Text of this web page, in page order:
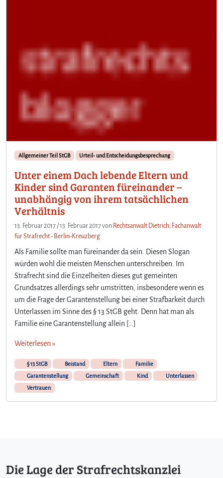
Allgemeiner Teil StGB Urteil- und Entscheidungsbesprechung
Unter einem Dach lebende Eltern und
Kinder sind Garanten füreinander –
unabhängig von ihrem tatsächlichen
Verhältnis
13. Februar 2017 /13. Februar 2017von Rechtsanwalt Dietrich, Fachanwalt
für Strafrecht - Berlin-Kreuzberg
Als Familie sollte man füreinander da sein. Diesen Slogan
würden wohl die meisten Menschen unterschreiben. Im
Strafrecht sind die Einzelheiten dieses gut gemeinten
Grundsatzes allerdings sehr umstritten, insbesondere wenn es
um die Frage der Garantenstellung bei einer Strafbarkeit durch
Unterlassen im Sinne des § 13 StGB geht. Denn hat man als
Familie eine Garantenstellung allein […]
Weiterlesen »
§ 13 StGB Beistand Eltern
Familie
Garantenstellung
Gemeinschaft Kind
Unterlassen
Vertrauen
Die Lage der Strafrechtskanzlei